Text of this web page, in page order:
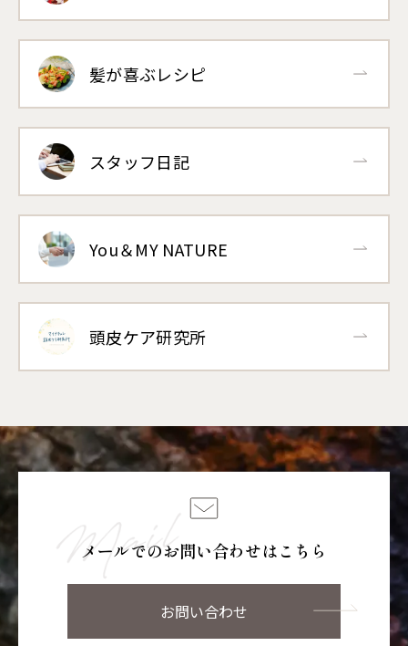
髪が喜ぶレシピ
スタッフ日記
You＆MY NATURE
頭皮ケア研究所
メールでのお問い合わせはこちら
お問い合わせ